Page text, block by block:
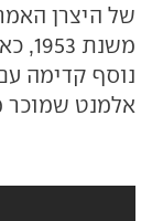
של היצרן
נוסף קדימה
אלמנט שמוכר